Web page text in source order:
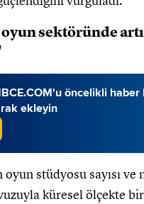
sektöründe
öncelikli haber
ekleyin
oyun stüdyosu sayısı
küresel ölçekte